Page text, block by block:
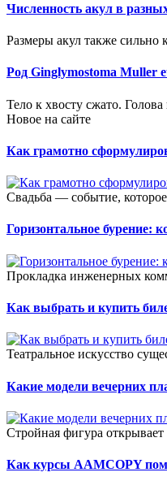
Численность акул в
Размеры акул также сильно
Род Ginglymostoma Muller
Тело к хвосту сжато.
Новое на сайте
Как грамотно
Свадьба — событие,
Горизонтальное бурение:
Прокладка инженерных
Как выбрать и купить
Театральное искусство
Какие модели вечерних
Стройная фигура
Как курсы AAMCOPY